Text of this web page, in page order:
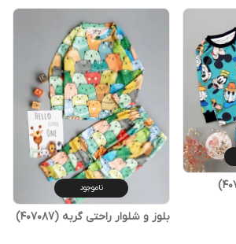
ناموجود
بلوز و شلوار راحتی گربه (407087)